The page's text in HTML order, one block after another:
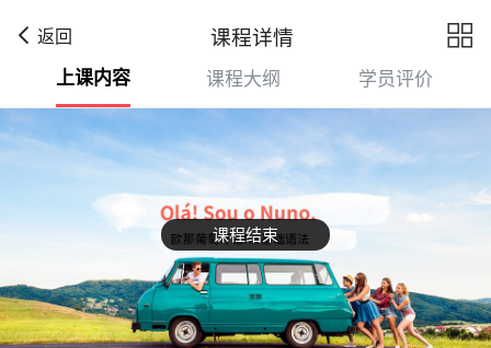
返回 课程详情 
课程结束
上课内容 课程大纲 学员评价